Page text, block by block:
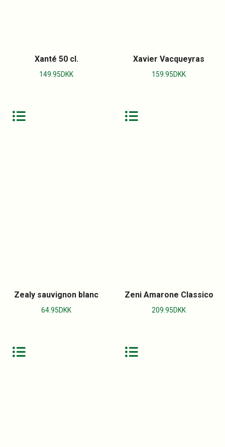
Xanté 50 cl.
149.95DKK
Xavier Vacqueyras
159.95DKK
Zealy sauvignon blanc
64.95DKK
Zeni Amarone Classico
209.95DKK